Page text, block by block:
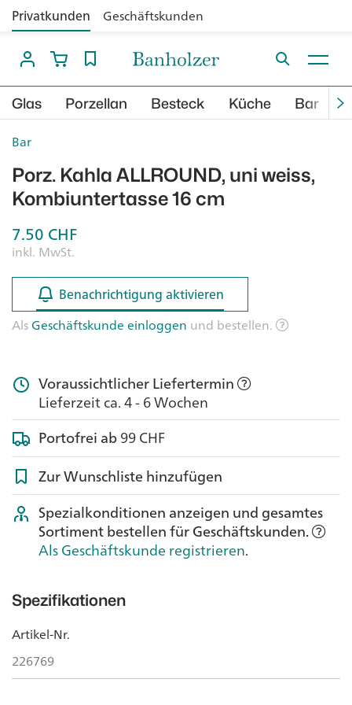
Privatkunden Geschäftskunden
Glas Porzellan Besteck Küche Bar
Bar
Porz. Kahla ALLROUND, uni weiss,
Kombiuntertasse 16 cm
7.50 CHF
inkl. MwSt.
Benachrichtigung aktivieren
Benachrichtigung aktivieren
AlsGeschäftskunde einloggen und bestellen.
Voraussichtlicher Liefertermin
Lieferzeit ca. 4 - 6 Wochen
Portofrei ab99 CHF
Zur Wunschliste hinzufügen
Spezialkonditionen anzeigen und gesamtes
Sortiment bestellen für Geschäftskunden.
Als Geschäftskunde registrieren.
Spezifikationen
Artikel-Nr.
226769